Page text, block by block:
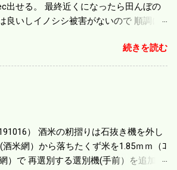
出せる。 最終近くになったら田んぼの
良いしイノシシ被害がないので 順調に
、4.32ｋｍ/hrになり 幅は約2ｍだから
haの作業能力がある。 実際は回転した
容量、籾摺りの能力などのバランスの問
の機種で満足している。 というより買
はまだ耕作面積が少なく手が出せ 無か
続きを読む
） 酒米の籾摺りは石抜き機を外し
酒米網）から落ちたくず米を1.85ｍｍ（ｺ
）で 再選別する選別機(手前）を追加す